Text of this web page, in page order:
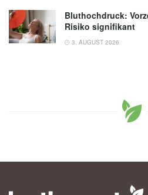
Bluthochdruck:
Risiko signifikant
3. AUGUST 2026